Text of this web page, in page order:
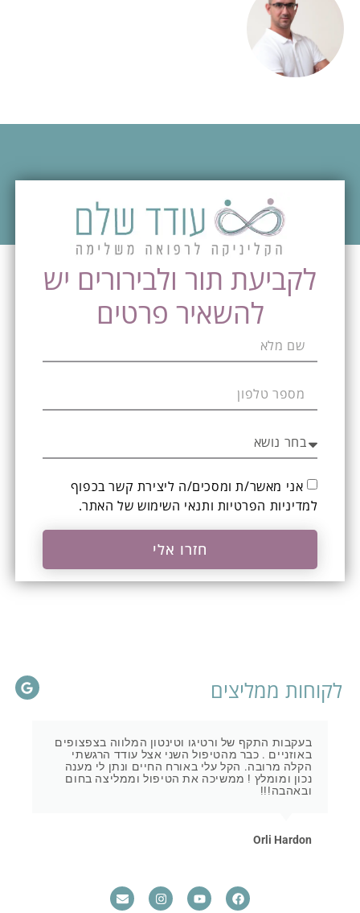
לקביעת תור ולבירורים יש
להשאיר פרטים
אני מאשר/ת ומסכים/ה ליצירת קשר בכפוף
למדיניות הפרטיות ותנאי השימוש של האתר.
חזרו אלי
לקוחות ממליצים
בעקבות התקף של ורטיגו וטינטון המלווה בצפצופים
באוזניים . כבר מהטיפול השני אצל עודד הרגשתי
הקלה מרובה. הקל עלי באורח החיים ונתן לי מענה
נכון ומומלץ ! ממשיכה את הטיפול וממליצה בחום
ובאהבה!!!
Orli Hardon